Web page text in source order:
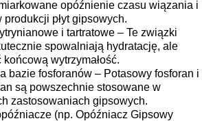
opóźnienie czasu wiązania i
produkcji płyt gipsowych.
i tartratowe – Te związki
spowalniają hydratację, ale
wytrzymałość.
bazie fosforanów – Potasowy fosforan i
są powszechnie stosowane w
zastosowaniach gipsowych.
(np. Opóźniacz Gipsowy